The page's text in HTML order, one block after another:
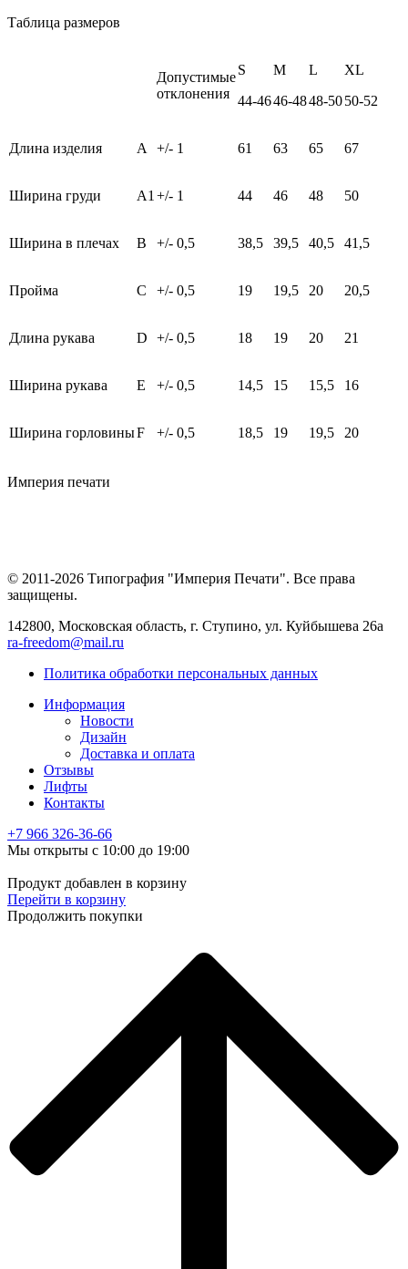
Таблица размеров
Допустимые
отклонения
S
44-46
M
46-48
L
48-50
XL
50-52
Длина изделия A +/- 1 61 63 65 67
Ширина груди A1 +/- 1 44 46 48 50
Ширина в плечах B +/- 0,5 38,5 39,5 40,5 41,5
Пройма C +/- 0,5 19 19,5 20 20,5
Длина рукава D +/- 0,5 18 19 20 21
Ширина рукава E +/- 0,5 14,5 15 15,5 16
Ширина горловиныF +/- 0,5 18,5 19 19,5 20
Империя печати
© 2011-2026 Типография "Империя Печати". Все права
защищены.
142800, Московская область, г. Ступино, ул. Куйбышева 26а
ra-freedom@mail.ru
Политика обработки персональных данных
Информация
Новости
Дизайн
Доставка и оплата
Отзывы
Лифты
Контакты
+7 966 326-36-66
Мы открыты с 10:00 до 19:00
Продукт добавлен в корзину
Перейти в корзину
Продолжить покупки